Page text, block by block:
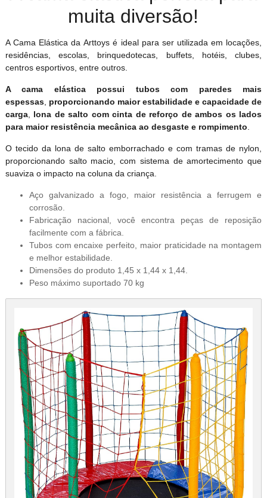
muita diversão!
A Cama Elástica da Arttoys é ideal para ser utilizada em locações,
residências, escolas, brinquedotecas, buffets, hotéis, clubes,
centros esportivos, entre outros.
A cama elástica possui tubos com paredes mais
espessas, proporcionando maior estabilidade e capacidade de
carga, lona de salto com cinta de reforço de ambos os lados
para maior resistência mecânica ao desgaste e rompimento.
O tecido da lona de salto emborrachado e com tramas de nylon,
proporcionando salto macio, com sistema de amortecimento que
suaviza o impacto na coluna da criança.
Aço galvanizado a fogo, maior resistência a ferrugem e
corrosão.
Fabricação nacional, você encontra peças de reposição
facilmente com a fábrica.
Tubos com encaixe perfeito, maior praticidade na montagem
e melhor estabilidade.
Dimensões do produto 1,45 x 1,44 x 1,44.
Peso máximo suportado 70 kg